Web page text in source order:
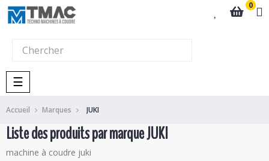
0
Basculer
la
navigation
☰
Accueil Marques JUKI
Liste des produits par marque JUKI
machine à coudre juki